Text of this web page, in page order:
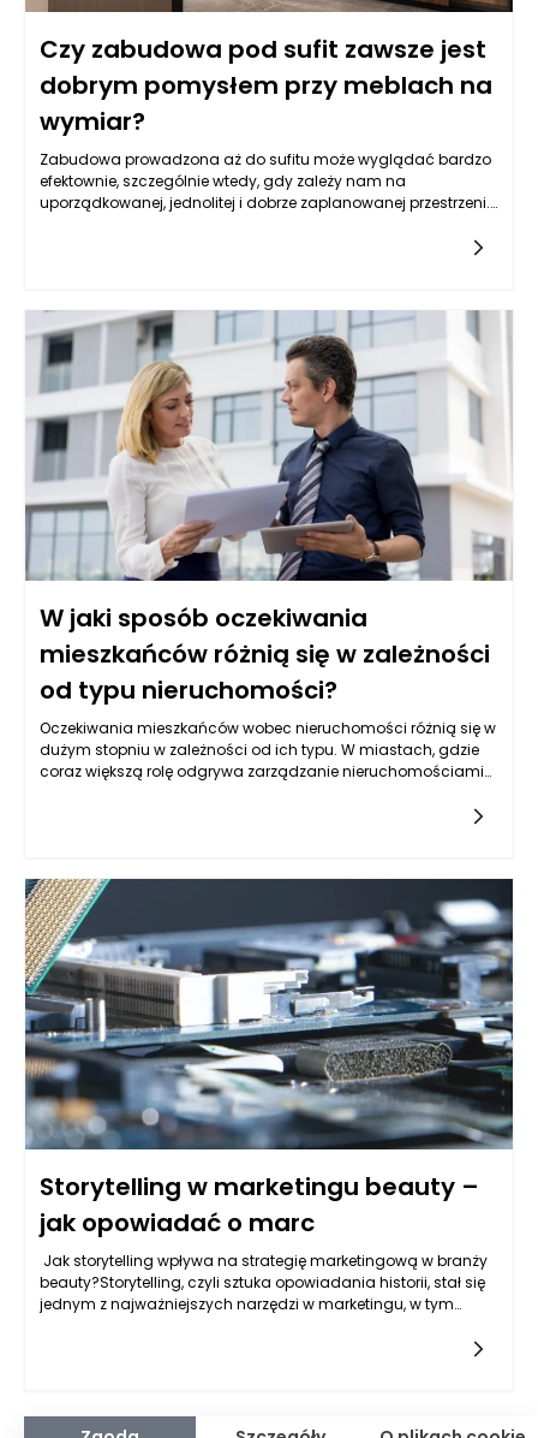
Czy zabudowa pod sufit zawsze jest
dobrym pomysłem przy meblach na
wymiar?
Zabudowa prowadzona aż do sufitu może wyglądać bardzo
efektownie, szczególnie wtedy, gdy zależy nam na
uporządkowanej, jednolitej i dobrze zaplanowanej przestrzeni.
takim rozwiązaniu, dlatego meble na wymiar Bielsko-Biała
powinny być projektowane z uwzględnieniem proporcji
pomieszczenia, wysokości sufitu, ilości światła i rzeczywistych
potrzeb domowników. Wysoka zabudowa może dodać
wnętrzu elegancji, ale może też je optycznie obciążyć, jeśli
zostanie źle dobrana kolorystycznie lub konstrukcyjnie.
Najlepszy efekt powstaje wtedy, gdy funkcjonalność nie
dominuje nad estetyką, a każdy element ma swoje logiczne
uzasadnienie.
W jaki sposób oczekiwania
mieszkańców różnią się w zależności
od typu nieruchomości?
Oczekiwania mieszkańców wobec nieruchomości różnią się w
dużym stopniu w zależności od ich typu. W miastach, gdzie
coraz większą rolę odgrywa zarządzanie nieruchomościami
unikalnymi wymaganiami. Mieszkańcy mieszkań w
budynkach wielorodzinnych z reguły szukają wygody oraz
bliskości do centrów miejskich. Oczekują wysokiej jakości
usług zarządzania, które zapewnią im komfortowe warunki
życia. W praktyce oznacza to nie tylko odpowiednie
utrzymanie części wspólnych, takich jak klatki schodowe czy
windy, ale również łatwy dostęp do informacji o zarządzaniu,
które powinno być jak najbardziej transparentne i dostępne.
Storytelling w marketingu beauty –
jak opowiadać o marc
Jak storytelling wpływa na strategię marketingową w branży
beauty?Storytelling, czyli sztuka opowiadania historii, stał się
jednym z najważniejszych narzędzi w marketingu, w tym